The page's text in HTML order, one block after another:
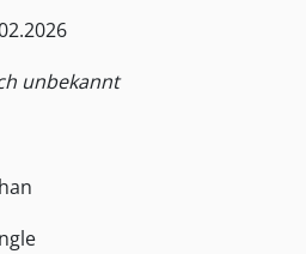
unbekannt